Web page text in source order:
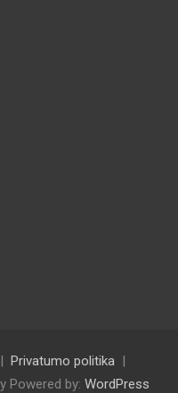
Privatumo politika
Powered by: WordPress